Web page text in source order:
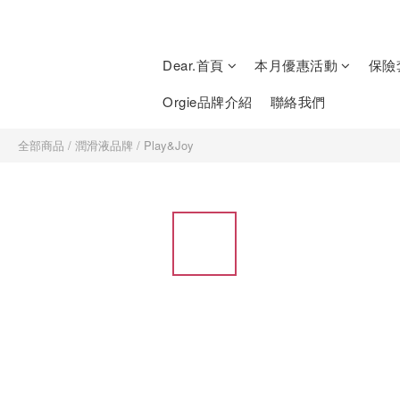
Dear.首頁 本月優惠活動
保險
Orgie品牌介紹
聯絡我們
全部商品 / 潤滑液品牌 / Play&Joy